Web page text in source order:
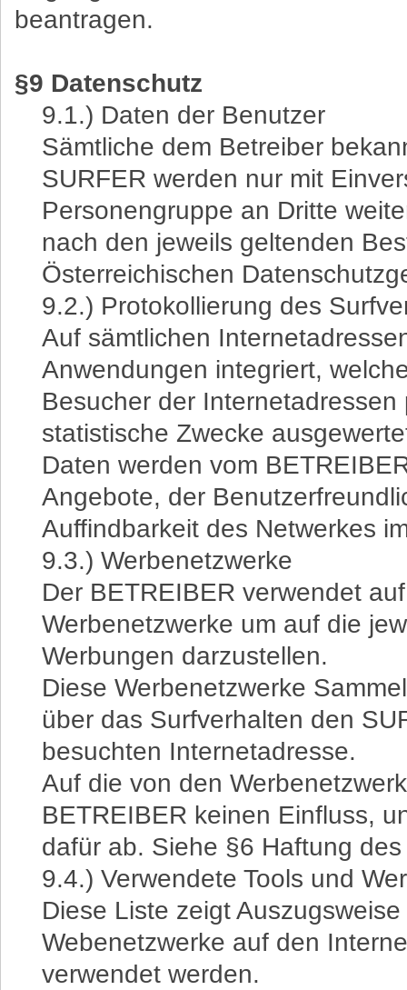
beantragen.
§9 Datenschutz
9.1.) Daten der Benutzer
Sämtliche dem Betreiber
SURFER werden nur mit
Personengruppe an Dritte
nach den jeweils geltenden
Österreichischen
9.2.) Protokollierung des
Auf sämtlichen
Anwendungen integriert,
Besucher der
statistische Zwecke
Daten werden vom
Angebote, der
Auffindbarkeit des Netwerkes
9.3.) Werbenetzwerke
Der BETREIBER verwendet
Werbenetzwerke um auf die
Werbungen darzustellen.
Diese Werbenetzwerke
über das Surfverhalten den
besuchten Internetadresse.
Auf die von den
BETREIBER keinen Einfluss,
dafür ab. Siehe §6 Haftung
9.4.) Verwendete Tools und
Diese Liste zeigt
Webenetzwerke auf den
verwendet werden.